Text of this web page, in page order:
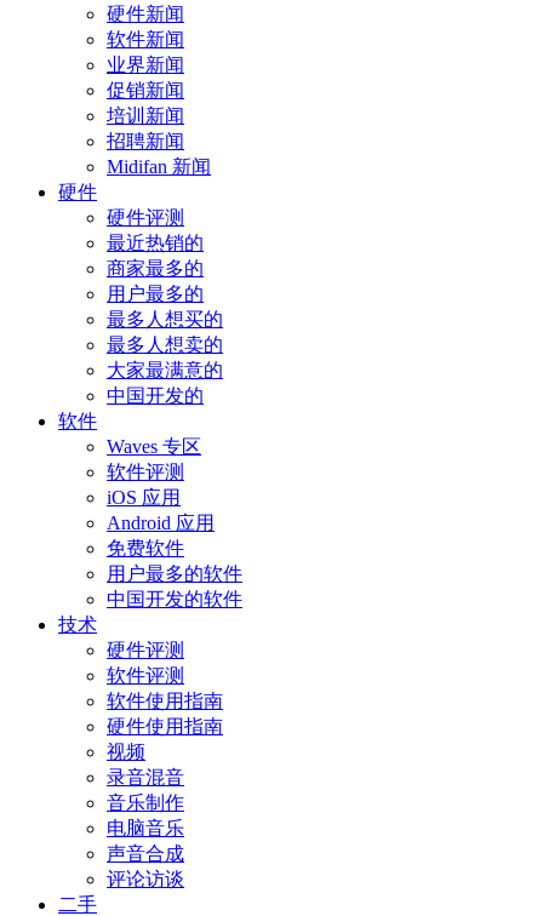
硬件新闻
软件新闻
业界新闻
促销新闻
培训新闻
招聘新闻
Midifan 新闻
硬件
硬件评测
最近热销的
商家最多的
用户最多的
最多人想买的
最多人想卖的
大家最满意的
中国开发的
软件
Waves 专区
软件评测
iOS 应用
Android 应用
免费软件
用户最多的软件
中国开发的软件
技术
硬件评测
软件评测
软件使用指南
硬件使用指南
视频
录音混音
音乐制作
电脑音乐
声音合成
评论访谈
二手